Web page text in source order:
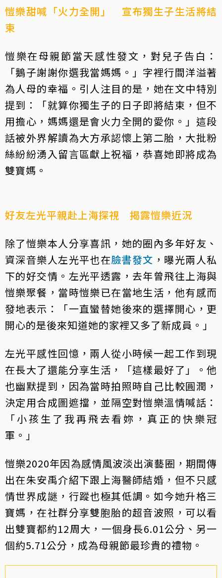
愷樂甜喊「火力全開」 宣布獨生子生活將結
束
愷樂在母親節當天感性發文，對兒子告白：
「鵝子謝謝你選我當媽媽。」字裡行間洋溢著
為人母的幸福。引人注目的是，她在文中特別
提到：「就算你獨生子的日子即將結束，但不
用擔心，媽媽還是會火力全開的愛你。」這段
話被外界解讀為大方承認懷上第二胎，大批粉
絲紛紛湧入留言區獻上祝福，恭喜她即將成為
雙寶媽。
好友左光平親赴上海探視 揭露愷樂近況
除了愷樂本人分享喜訊，她的圈內多年好友、
資深音樂人左光平也在臉書發文 ，曝光兩人私
下的好交情。左光平透露，去年曾飛往上海與
愷樂聚餐，當時愷樂已在當地生活，他有感而
發地表示：「一直蠻替她後來的選擇開心，更
開心的是後來知道她的家裡又多了新成員。」
左光平感性回憶，兩人從小時候一起工作到現
在長大了還能分享生活，「這樣最好了」。他
也幽默提到，因為當時拍照時自己比較圓潤，
決定用合成圖遮擋，並隔空對愷樂溫情喊話：
「小孩生了我再飛去看妳，真正的快樂冠
軍。」
愷樂2020年因為感情風波淡出演藝圈，期間傳
出在朱安禹介紹下跟上海醫師結婚，但不只感
情世界成謎，行蹤也極其低調。如今她升格三
寶媽，在社群分享雙胞胎的超音波照，可以看
出雙寶都約12周大，一個身長6.01公分、另一
個約5.71公分，成為母親節最珍貴的禮物。